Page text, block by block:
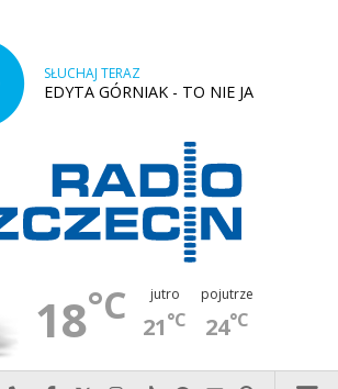
SŁUCHAJ TERAZ
EDYTA GÓRNIAK - TO NIE JA
18°C jutro
21°C
pojutrze
24°C